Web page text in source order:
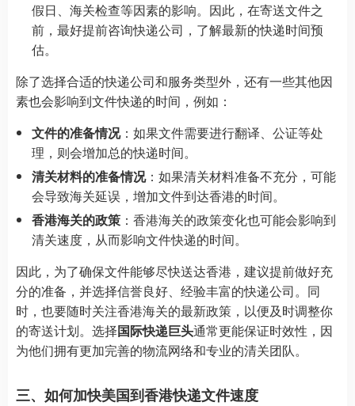
假日、海关检查等因素的影响。因此，在寄送文件之
前，最好提前咨询快递公司，了解最新的快递时间预
估。
除了选择合适的快递公司和服务类型外，还有一些其他因
素也会影响到文件快递的时间，例如：
文件的准备情况：如果文件需要进行翻译、公证等处
理，则会增加总的快递时间。
清关材料的准备情况：如果清关材料准备不充分，可能
会导致海关延误，增加文件到达香港的时间。
香港海关的政策 ：香港海关的政策变化也可能会影响到
清关速度，从而影响文件快递的时间。
因此，为了确保文件能够尽快送达香港，建议提前做好充
分的准备，并选择信誉良好、经验丰富的快递公司。同
时，也要随时关注香港海关的最新政策，以便及时调整你
的寄送计划。选择国际快递巨头通常更能保证时效性，因
为他们拥有更加完善的物流网络和专业的清关团队。
三、如何加快美国到香港快递文件速度